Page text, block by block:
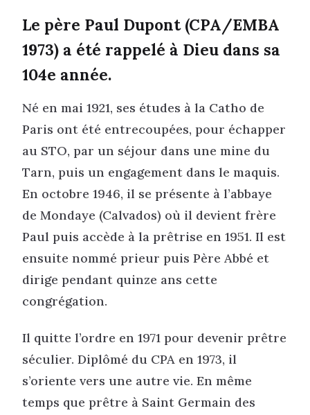
Le père Paul Dupont (CPA/EMBA
1973) a été rappelé à Dieu dans sa
104e année.
Né en mai 1921, ses études à la Catho de
Paris ont été entrecoupées, pour échapper
au STO, par un séjour dans une mine du
Tarn, puis un engagement dans le maquis.
En octobre 1946, il se présente à l’abbaye
de Mondaye (Calvados) où il devient frère
Paul puis accède à la prêtrise en 1951. Il est
ensuite nommé prieur puis Père Abbé et
dirige pendant quinze ans cette
congrégation.
Il quitte l’ordre en 1971 pour devenir prêtre
séculier. Diplômé du CPA en 1973, il
s’oriente vers une autre vie. En même
temps que prêtre à Saint Germain des